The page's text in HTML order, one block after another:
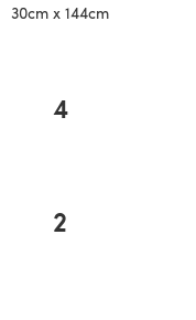
30cm x 144cm
4
2